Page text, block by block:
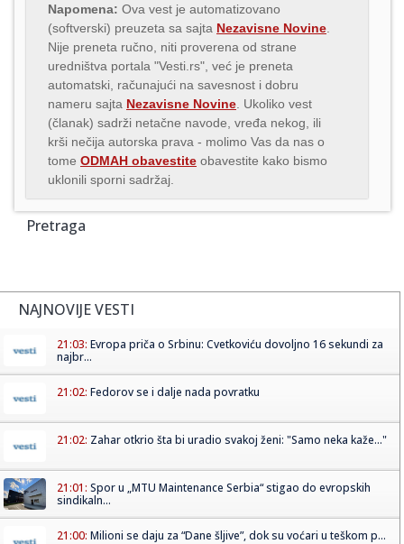
Napomena: Ova vest je automatizovano
(softverski) preuzeta sa sajta Nezavisne Novine
Nije preneta ručno, niti proverena od strane
uredništva portala "Vesti.rs", već je preneta
automatski, računajući na savesnost i dobru
nameru sajta Nezavisne Novine . Ukoliko vest
(članak) sadrži netačne navode, vređa nekog, ili
krši nečija autorska prava - molimo Vas da nas o
tome ODMAH obavestite obavestite kako bismo
uklonili sporni sadržaj.
Pretraga
NAJNOVIJE VESTI
21:03: Evropa priča o Srbinu: Cvetkoviću dovoljno 16 sekundi za
najbr...
21:02: Fedorov se i dalje nada povratku
21:02: Zahar otkrio šta bi uradio svakoj ženi: "Samo neka kaže..."
21:01: Spor u „MTU Maintenance Serbia“ stigao do evropskih
sindikaln...
21:00: Milioni se daju za “Dane šljive”, dok su voćari u teškom p...